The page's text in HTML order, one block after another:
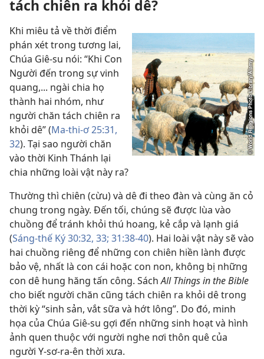
tách chiên ra khỏi dê?
Khi miêu tả về thời điểm
phán xét trong tương lai,
Chúa Giê-su nói: “Khi Con
Người đến trong sự vinh
quang,... ngài chia họ
thành hai nhóm, như
người chăn tách chiên ra
khỏi dê” (Ma-thi-ơ 25:31,
32). Tại sao người chăn
vào thời Kinh Thánh lại
chia những loài vật này ra?
Thường thì chiên (cừu) và dê đi theo đàn và cùng ăn cỏ
chung trong ngày. Đến tối, chúng sẽ được lùa vào
chuồng để tránh khỏi thú hoang, kẻ cắp và lạnh giá
(Sáng-thế Ký 30:32, 33; 31:38-40). Hai loài vật này sẽ vào
hai chuồng riêng để những con chiên hiền lành được
bảo vệ, nhất là con cái hoặc con non, không bị những
con dê hung hăng tấn công. SáchAll Things in the Bible
cho biết người chăn cũng tách chiên ra khỏi dê trong
thời kỳ “sinh sản, vắt sữa và hớt lông”. Do đó, minh
họa của Chúa Giê-su gợi đến những sinh hoạt và hình
ảnh quen thuộc với người nghe nơi thôn quê của
người Y-sơ-ra-ên thời xưa.